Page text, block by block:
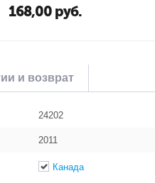
168,00 руб.
и возврат
24202
2011
Канада